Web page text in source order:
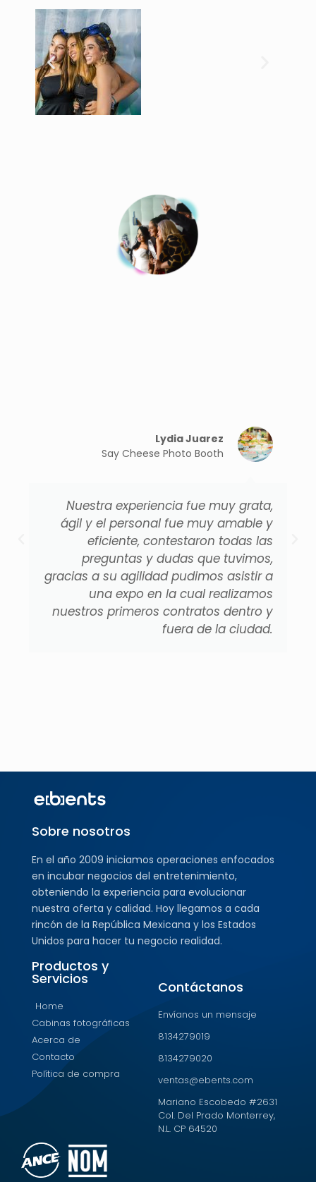
Nuestra experiencia fue muy grata,
ágil y el personal fue muy amable y
eficiente, contestaron todas las
preguntas y dudas que tuvimos,
gracias a su agilidad pudimos asistir a
una expo en la cual realizamos
nuestros primeros contratos dentro y
fuera de la ciudad.
Lydia Juarez
Say Cheese Photo Booth
Sobre nosotros
En el año 2009 iniciamos operaciones enfocados
en incubar negocios del entretenimiento,
obteniendo la experiencia para evolucionar
nuestra oferta y calidad. Hoy llegamos a cada
rincón de la República Mexicana y los Estados
Unidos para hacer tu negocio realidad.
Productos y
Servicios
Home
Cabinas fotográficas
Acerca de
Contacto
Política de compra
Contáctanos
Envíanos un mensaje
8134279019
8134279020
ventas@ebents.com
Mariano Escobedo #2631
Col. Del Prado Monterrey,
N.L. CP 64520